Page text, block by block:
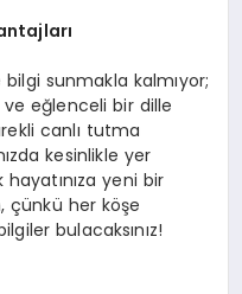
sunmakla kalmıyor;
ve eğlenceli bir dille
canlı tutma
kesinlikle yer
yeni bir
çünkü her köşe
bulacaksınız!